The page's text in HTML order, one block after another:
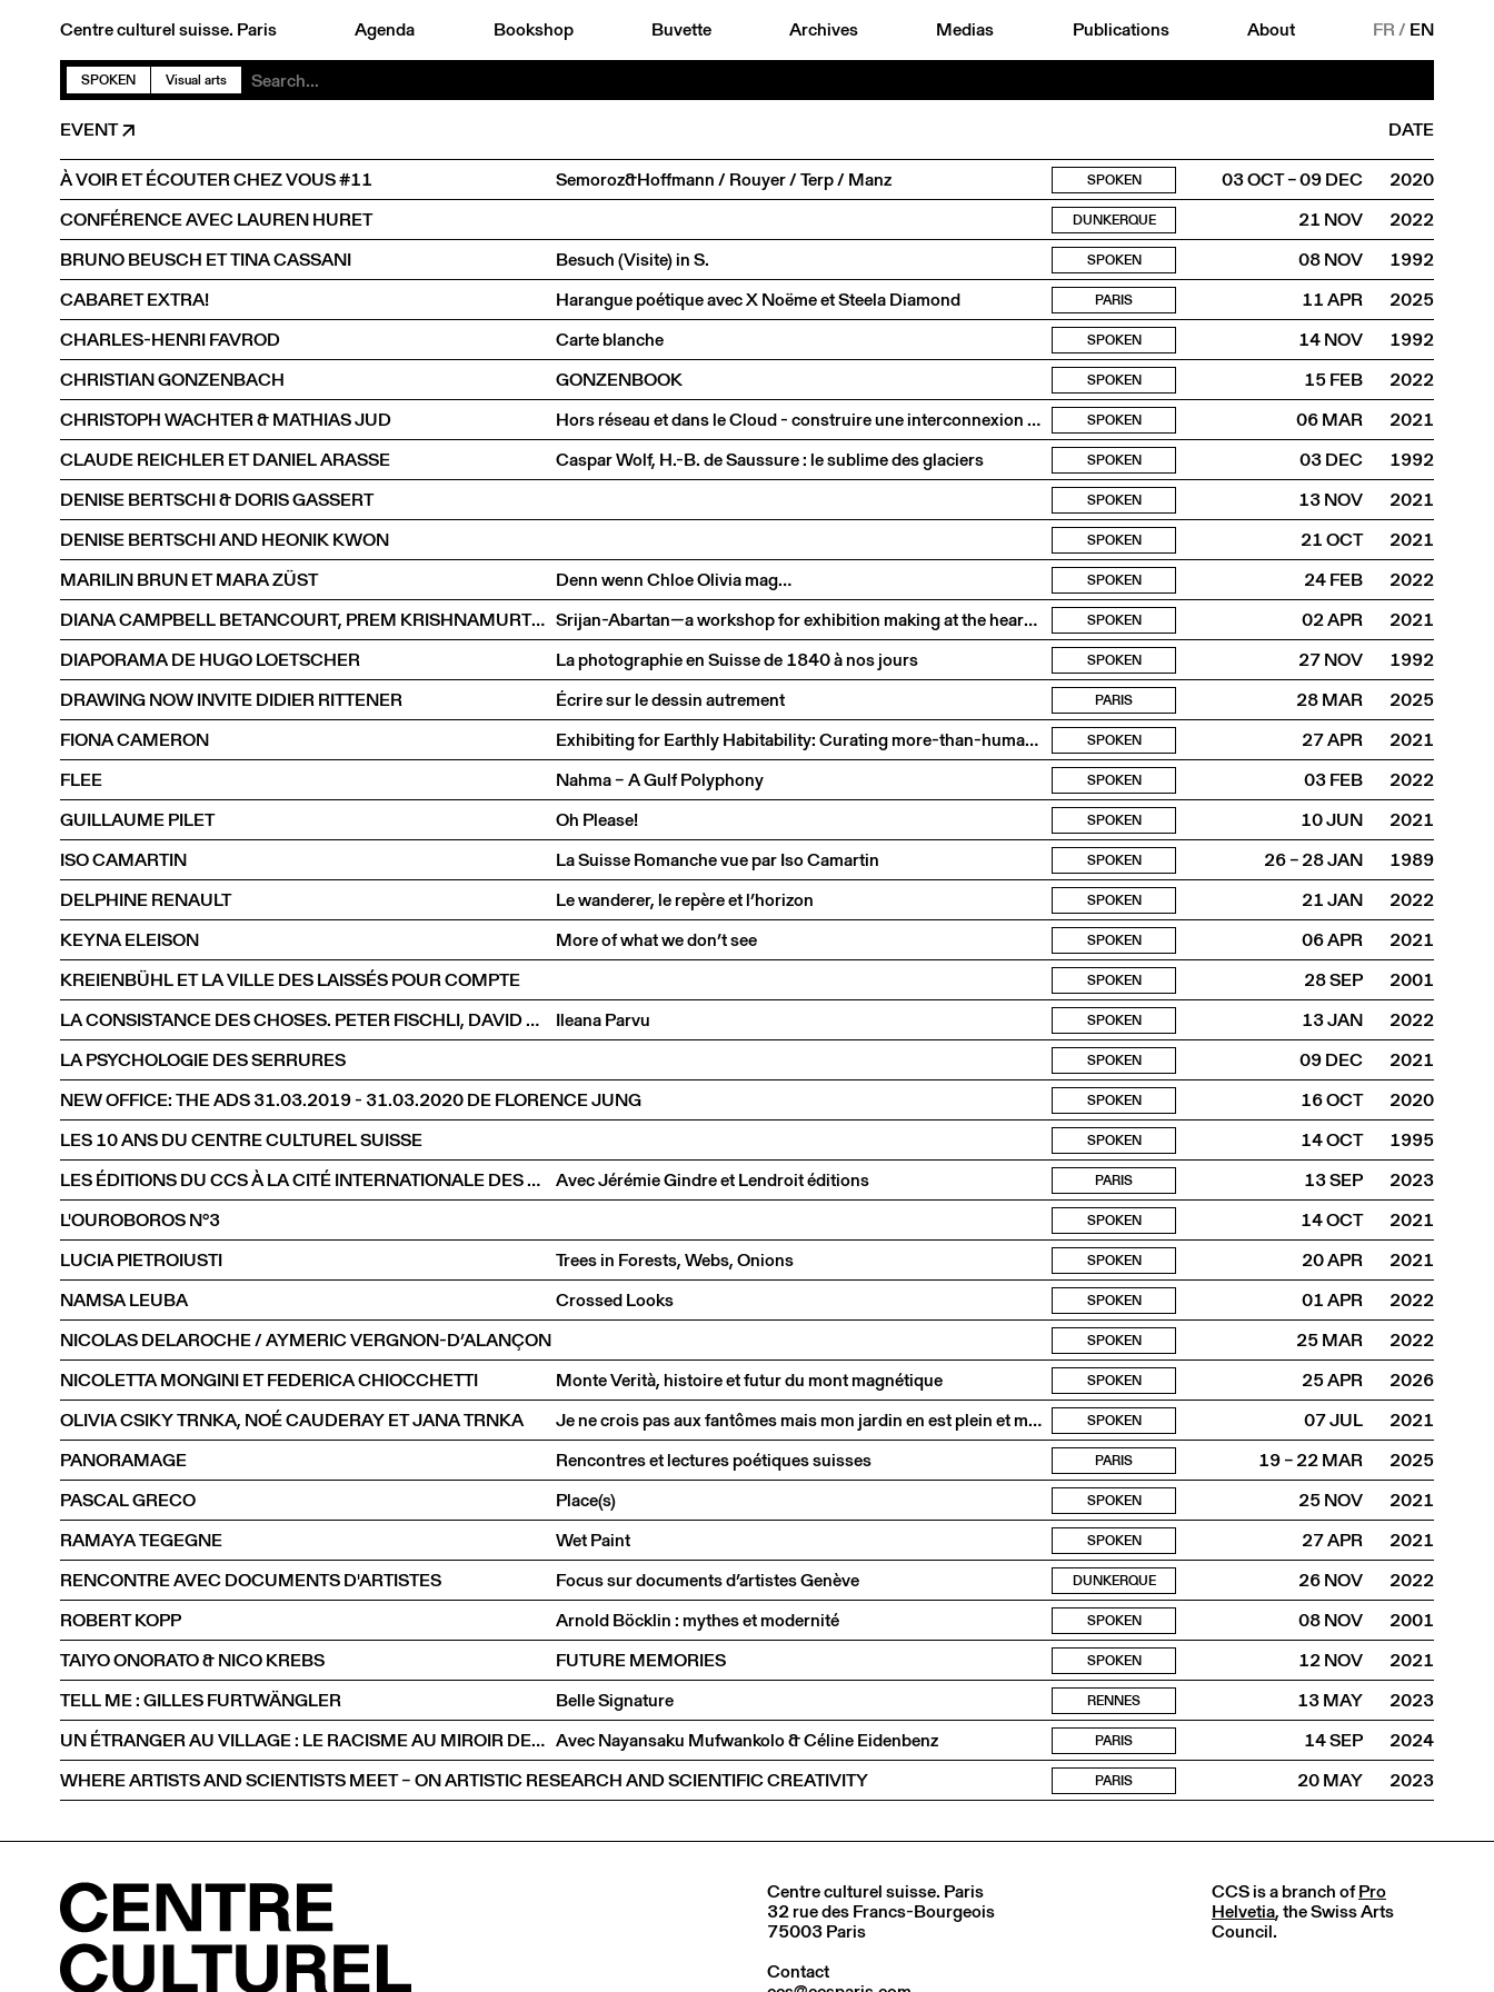
Centre culturel suisse. Paris Agenda Bookshop Buvette Archives Medias Publications About FR/ EN
SPOKEN Visual arts
EVENT
DATE
À VOIR ET ÉCOUTER CHEZ VOUS #11
Semoroz&Hoffmann / Rouyer / Terp / Manz SPOKEN 03 OCT – 09 DEC
2020
CONFÉRENCE AVEC LAUREN HURET
DUNKERQUE 21 NOV
2022
BRUNO BEUSCH ET TINA CASSANI
Besuch (Visite) in S. SPOKEN 08 NOV
1992
CABARET EXTRA!
Harangue poétique avec X Noëme et Steela Diamond PARIS 11 APR
2025
CHARLES-HENRI FAVROD
Carte blanche SPOKEN 14 NOV
1992
CHRISTIAN GONZENBACH
GONZENBOOK SPOKEN 15 FEB
2022
CHRISTOPH WACHTER & MATHIAS JUD
Hors réseau et dans le Cloud - construire une interconnexion wifi indépendante SPOKEN 06 MAR
2021
CLAUDE REICHLER ET DANIEL ARASSE
Caspar Wolf, H.-B. de Saussure : le sublime des glaciers SPOKEN 03 DEC
1992
DENISE BERTSCHI & DORIS GASSERT
SPOKEN 13 NOV
2021
DENISE BERTSCHI AND HEONIK KWON
SPOKEN 21 OCT
2021
MARILIN BRUN ET MARA ZÜST
Denn wenn Chloe Olivia mag… SPOKEN 24 FEB
2022
DIANA CAMPBELL BETANCOURT, PREM KRISHNAMURTHY, DRIES RODET, INTEZA SHARIAR & NINA PAIM
Srijan-Abartan—a workshop for exhibition making at the heart of the Dhaka Art Summit 2020 SPOKEN 02 APR
2021
DIAPORAMA DE HUGO LOETSCHER
La photographie en Suisse de 1840 à nos jours SPOKEN 27 NOV
1992
DRAWING NOW INVITE DIDIER RITTENER
Écrire sur le dessin autrement PARIS 28 MAR
2025
FIONA CAMERON
Exhibiting for Earthly Habitability: Curating more-than-human and other-human climate ecologies SPOKEN 27 APR
2021
FLEE
Nahma – A Gulf Polyphony SPOKEN 03 FEB
2022
GUILLAUME PILET
Oh Please! SPOKEN 10 JUN
2021
ISO CAMARTIN
La Suisse Romanche vue par Iso Camartin SPOKEN 26 – 28 JAN
1989
DELPHINE RENAULT
Le wanderer, le repère et l’horizon SPOKEN 21 JAN
2022
KEYNA ELEISON
More of what we don’t see SPOKEN 06 APR
2021
KREIENBÜHL ET LA VILLE DES LAISSÉS POUR COMPTE
SPOKEN 28 SEP
2001
LA CONSISTANCE DES CHOSES. PETER FISCHLI, DAVID WEISS ET LE TEMPS RETOURNÉ
Ileana Parvu SPOKEN 13 JAN
2022
LA PSYCHOLOGIE DES SERRURES
SPOKEN 09 DEC
2021
NEW OFFICE: THE ADS 31.03.2019 - 31.03.2020 DE FLORENCE JUNG
SPOKEN 16 OCT
2020
LES 10 ANS DU CENTRE CULTUREL SUISSE
SPOKEN 14 OCT
1995
LES ÉDITIONS DU CCS À LA CITÉ INTERNATIONALE DES ARTS
Avec Jérémie Gindre et Lendroit éditions PARIS 13 SEP
2023
L'OUROBOROS N°3
SPOKEN 14 OCT
2021
LUCIA PIETROIUSTI
Trees in Forests, Webs, Onions SPOKEN 20 APR
2021
NAMSA LEUBA
Crossed Looks SPOKEN 01 APR
2022
NICOLAS DELAROCHE / AYMERIC VERGNON-D’ALANÇON
SPOKEN 25 MAR
2022
NICOLETTA MONGINI ET FEDERICA CHIOCCHETTI
Monte Verità, histoire et futur du mont magnétique SPOKEN 25 APR
2026
OLIVIA CSIKY TRNKA, NOÉ CAUDERAY ET JANA TRNKA
Je ne crois pas aux fantômes mais mon jardin en est plein et ma mémoire SPOKEN 07 JUL
2021
PANORAMAGE
Rencontres et lectures poétiques suisses PARIS 19 – 22 MAR
2025
PASCAL GRECO
Place(s) SPOKEN 25 NOV
2021
RAMAYA TEGEGNE
Wet Paint SPOKEN 27 APR
2021
RENCONTRE AVEC DOCUMENTS D'ARTISTES
Focus sur documents d’artistes Genève DUNKERQUE 26 NOV
2022
ROBERT KOPP
Arnold Böcklin : mythes et modernité SPOKEN 08 NOV
2001
TAIYO ONORATO & NICO KREBS
FUTURE MEMORIES SPOKEN 12 NOV
2021
TELL ME : GILLES FURTWÄNGLER
Belle Signature RENNES 13 MAY
2023
UN ÉTRANGER AU VILLAGE : LE RACISME AU MIROIR DE JAMES BALDWIN Avec Nayansaku Mufwankolo & Céline Eidenbenz PARIS 14 SEP
2024
WHERE ARTISTS AND SCIENTISTS MEET – ON ARTISTIC RESEARCH AND SCIENTIFIC CREATIVITY
PARIS 20 MAY 2023
Centre culturel suisse. Paris
32 rue des Francs-Bourgeois
75003 Paris
Contact
CCS is a branch ofPro
Helvetia, the Swiss Arts
Council.